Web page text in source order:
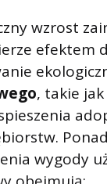
wzrost
efektem
, takie
wygody